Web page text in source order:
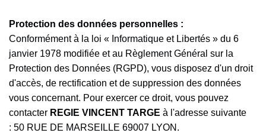
à
Protection des données personnelles :
Conformément à la loi « Informatique et Libertés » du 6
janvier 1978 modifiée et au Règlement Général sur la
Protection des Données (RGPD), vous disposez d'un droit
d'accès, de rectification et de suppression des données
vous concernant. Pour exercer ce droit, vous pouvez
contacter REGIE VINCENT TARGE à l'adresse suivante
: 50 RUE DE MARSEILLE 69007 LYON.